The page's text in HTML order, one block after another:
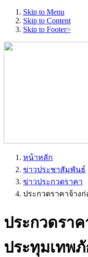
Skip to Menu
Skip to Content
Skip to Footer>
หน้าหลัก
ข่าวประชาสัมพันธ์
ข่าวประกวดราคา
ประกวดราคาจ้าง
ประกวดรา
ประทุมเทพ